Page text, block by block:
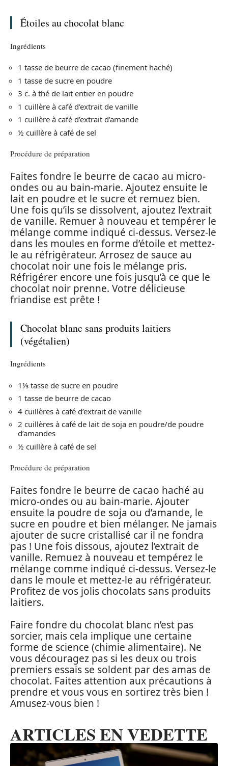
Étoiles au chocolat blanc
Ingrédients
1 tasse de beurre de cacao (finement haché)
1 tasse de sucre en poudre
3 c. à thé de lait entier en poudre
1 cuillère à café d’extrait de vanille
1 cuillère à café d’extrait d’amande
½ cuillère à café de sel
Procédure de préparation
Faites fondre le beurre de cacao au micro-
ondes ou au bain-marie. Ajoutez ensuite le
lait en poudre et le sucre et remuez bien.
Une fois qu’ils se dissolvent, ajoutez l’extrait
de vanille. Remuer à nouveau et tempérer le
mélange comme indiqué ci-dessus. Versez-le
dans les moules en forme d’étoile et mettez-
le au réfrigérateur. Arrosez de sauce au
chocolat noir une fois le mélange pris.
Réfrigérer encore une fois jusqu’à ce que le
chocolat noir prenne. Votre délicieuse
friandise est prête !
Chocolat blanc sans produits laitiers
(végétalien)
Ingrédients
1⅓ tasse de sucre en poudre
1 tasse de beurre de cacao
4 cuillères à café d’extrait de vanille
2 cuillères à café de lait de soja en poudre/de poudre
d’amandes
½ cuillère à café de sel
Procédure de préparation
Faites fondre le beurre de cacao haché au
micro-ondes ou au bain-marie. Ajouter
ensuite la poudre de soja ou d’amande, le
sucre en poudre et bien mélanger. Ne jamais
ajouter de sucre cristallisé car il ne fondra
pas ! Une fois dissous, ajoutez l’extrait de
vanille. Remuez à nouveau et tempérez le
mélange comme indiqué ci-dessus. Versez-le
dans le moule et mettez-le au réfrigérateur.
Profitez de vos jolis chocolats sans produits
laitiers.
Faire fondre du chocolat blanc n’est pas
sorcier, mais cela implique une certaine
forme de science (chimie alimentaire). Ne
vous découragez pas si les deux ou trois
premiers essais se soldent par des amas de
chocolat. Faites attention aux précautions à
prendre et vous vous en sortirez très bien !
Amusez-vous bien !
ARTICLES EN VEDETTE